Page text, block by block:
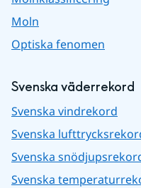
Moln
Optiska fenomen
Svenska väderrekord
Svenska vindrekord
Svenska
Svenska
Svenska